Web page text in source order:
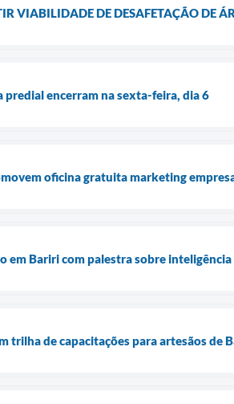
VIABILIDADE DE DESAFETAÇÃO DE
encerram na sexta-feira, dia 6
oficina gratuita marketing
em Bariri com palestra sobre
trilha de capacitações para artesãos de